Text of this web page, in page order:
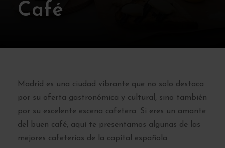
Café
Madrid es una ciudad vibrante que no solo destaca
por su oferta gastronómica y cultural, sino también
por su excelente escena cafetera. Si eres un amante
del buen café, aquí te presentamos algunas de las
mejores cafeterías de la capital española.